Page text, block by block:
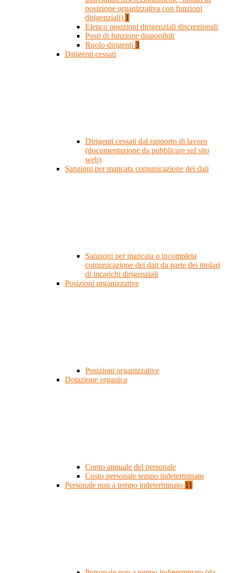
posizione organizzativa con funzioni
dirigenziali) 1
Elenco posizioni dirigenziali discrezionali
Posti di funzione disponibili
Ruolo dirigenti 3
Dirigenti cessati
Dirigenti cessati dal rapporto di lavoro
(documentazione da pubblicare sul sito
web)
Sanzioni per mancata comunicazione dei dati
Sanzioni per mancata o incompleta
comunicazione dei dati da parte dei titolari
di incarichi dirigenziali
Posizioni organizzative
Posizioni organizzative
Dotazione organica
Conto annuale del personale
Costo personale tempo indeterminato
Personale non a tempo indeterminato 11